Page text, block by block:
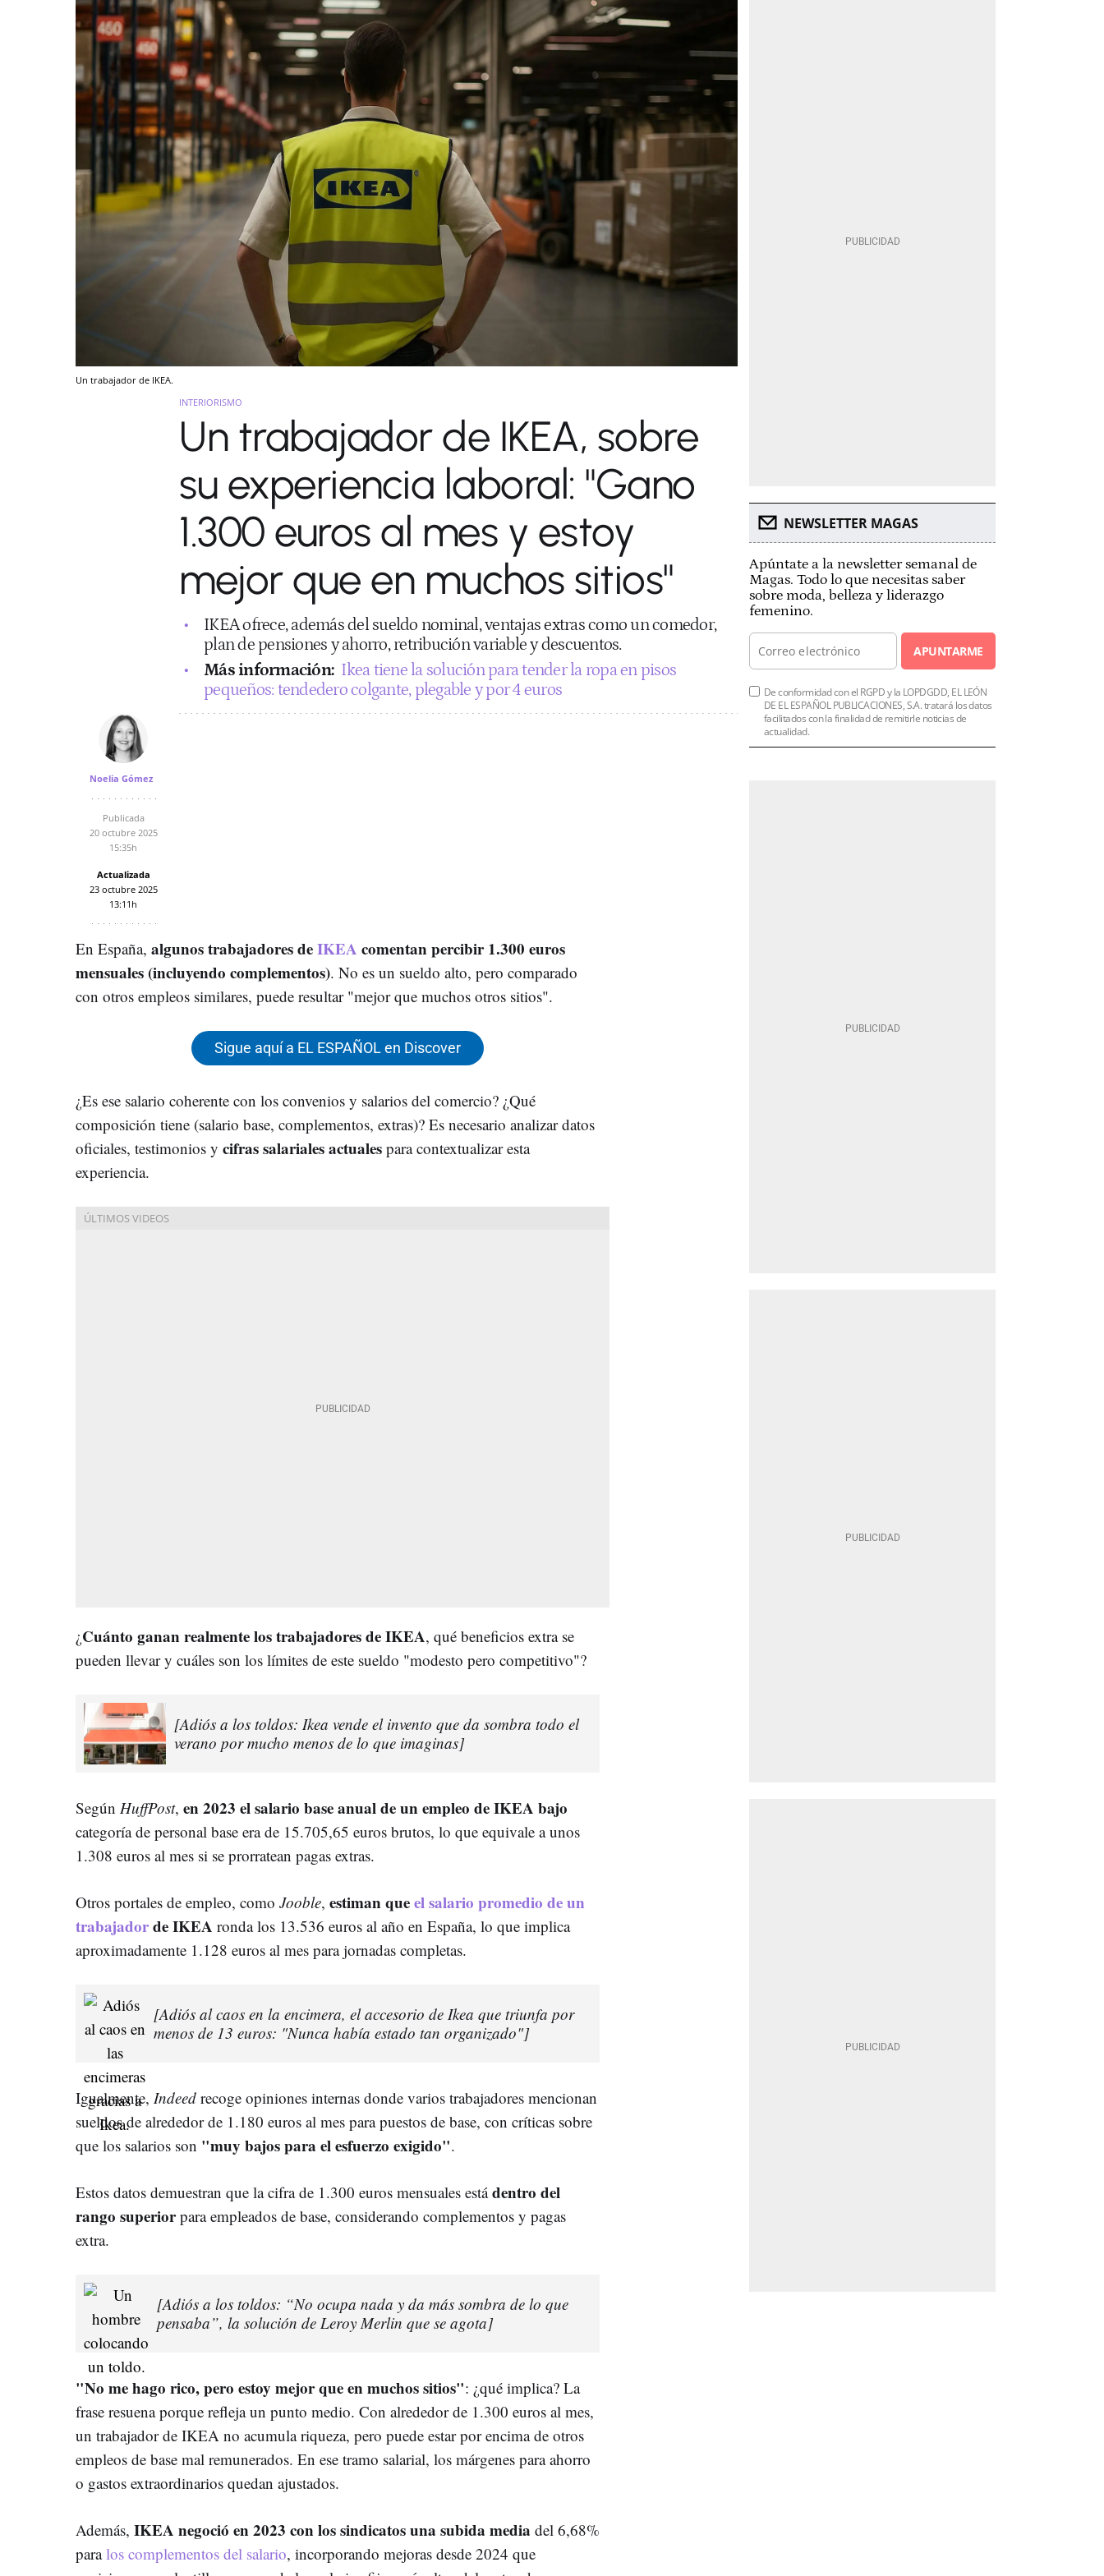
Un trabajador de IKEA.
INTERIORISMO
Un trabajador de IKEA, sobre
su experiencia laboral: "Gano
1.300 euros al mes y estoy
mejor que en muchos sitios"
IKEA ofrece, además del sueldo nominal, ventajas extras como un comedor,
plan de pensiones y ahorro, retribución variable y descuentos.
Más información: Ikea tiene la solución para tender la ropa en pisos
pequeños: tendedero colgante, plegable y por 4 euros
Noelia Gómez
Publicada
20 octubre 2025
15:35h
Actualizada
23 octubre 2025
13:11h
En España, algunos trabajadores deIKEA comentan percibir 1.300 euros
mensuales (incluyendo complementos). No es un sueldo alto, pero comparado
con otros empleos similares, puede resultar "mejor que muchos otros sitios".
Sigue aquí a EL ESPAÑOL en Discover
¿Es ese salario coherente con los convenios y salarios del comercio? ¿Qué
composición tiene (salario base, complementos, extras)? Es necesario analizar datos
oficiales, testimonios y cifras salariales actuales para contextualizar esta
experiencia.
¿Cuánto ganan realmente los trabajadores de IKEA, qué beneficios extra se
pueden llevar y cuáles son los límites de este sueldo "modesto pero competitivo"?
[Adiós a los toldos: Ikea vende el invento que da sombra todo el
verano por mucho menos de lo que imaginas]
Según HuffPost, en 2023 el salario base anual de un empleo de IKEA bajo
categoría de personal base era de 15.705,65 euros brutos, lo que equivale a unos
1.308 euros al mes si se prorratean pagas extras.
Otros portales de empleo, como Jooble, estiman queel salario promedio de un
trabajadorde IKEA ronda los 13.536 euros al año en España, lo que implica
aproximadamente 1.128 euros al mes para jornadas completas.
[Adiós al caos en la encimera, el accesorio de Ikea que triunfa por
menos de 13 euros: "Nunca había estado tan organizado"]
Igualmente, Indeed recoge opiniones internas donde varios trabajadores mencionan
sueldos de alrededor de 1.180 euros al mes para puestos de base, con críticas sobre
que los salarios son "muy bajos para el esfuerzo exigido".
Estos datos demuestran que la cifra de 1.300 euros mensuales estádentro del
rango superiorpara empleados de base, considerando complementos y pagas
extra.
[Adiós a los toldos: “No ocupa nada y da más sombra de lo que
pensaba”, la solución de Leroy Merlin que se agota]
"No me hago rico, pero estoy mejor que en muchos sitios": ¿qué implica? La
frase resuena porque refleja un punto medio. Con alrededor de 1.300 euros al mes,
un trabajador de IKEA no acumula riqueza, pero puede estar por encima de otros
empleos de base mal remunerados. En ese tramo salarial, los márgenes para ahorro
o gastos extraordinarios quedan ajustados.
Además, IKEA negoció en 2023 con los sindicatos una subida media del 6,68%
paralos complementos del salario, incorporando mejoras desde 2024 que
NEWSLETTER MAGAS
Apúntate a la newsletter semanal de
Magas. Todo lo que necesitas saber
sobre moda, belleza y liderazgo
femenino.
APUNTARME
De conformidad con el RGPD y la LOPDGDD, EL LEÓN
DE EL ESPAÑOL PUBLICACIONES, S.A. tratará los datos
facilitados con la finalidad de remitirle noticias de
actualidad.